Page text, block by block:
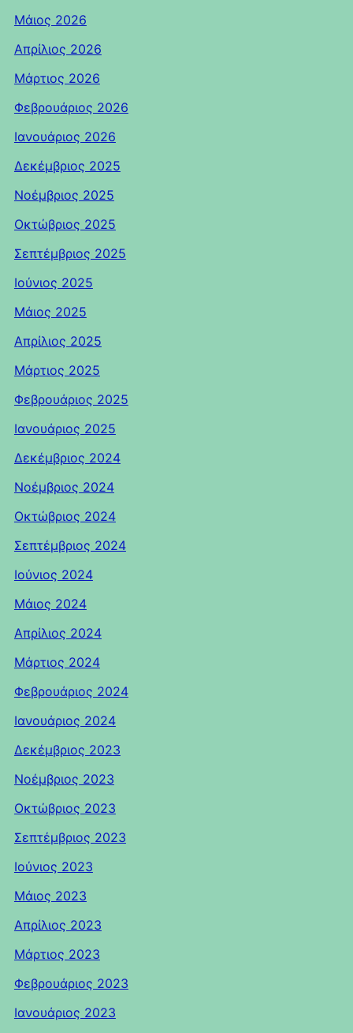
Μάιος 2026
Απρίλιος 2026
Μάρτιος 2026
Φεβρουάριος 2026
Ιανουάριος 2026
Δεκέμβριος 2025
Νοέμβριος 2025
Οκτώβριος 2025
Σεπτέμβριος 2025
Ιούνιος 2025
Μάιος 2025
Απρίλιος 2025
Μάρτιος 2025
Φεβρουάριος 2025
Ιανουάριος 2025
Δεκέμβριος 2024
Νοέμβριος 2024
Οκτώβριος 2024
Σεπτέμβριος 2024
Ιούνιος 2024
Μάιος 2024
Απρίλιος 2024
Μάρτιος 2024
Φεβρουάριος 2024
Ιανουάριος 2024
Δεκέμβριος 2023
Νοέμβριος 2023
Οκτώβριος 2023
Σεπτέμβριος 2023
Ιούνιος 2023
Μάιος 2023
Απρίλιος 2023
Μάρτιος 2023
Φεβρουάριος 2023
Ιανουάριος 2023